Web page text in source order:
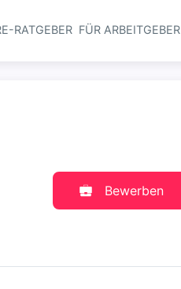
RATGEBER FÜR ARBEITGEBER
Bewerben